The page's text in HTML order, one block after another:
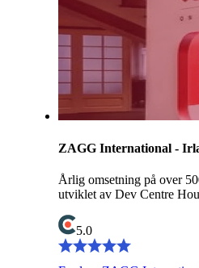
ZAGG International -
Årlig omsetning på over
utviklet av Dev Centre
5.0